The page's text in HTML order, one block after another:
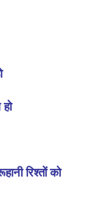
रिश्तों को